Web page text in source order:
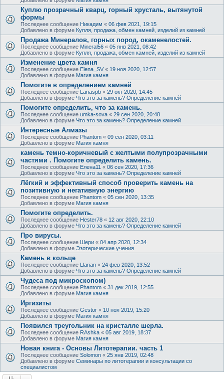
Куплю прозрачный кварц, горный хрусталь, вытянутой
формы
Последнее сообщение Никадим « 06 фев 2021, 19:15
Добавлено в форуме Купля, продажа, обмен камней, изделий из камней
Продажа Минералов, горных пород, окаменелостей.
Последнее сообщение Mineral56 « 05 янв 2021, 08:42
Добавлено в форуме Купля, продажа, обмен камней, изделий из камней
Изменение цвета камня
Последнее сообщение Elena_SV « 19 ноя 2020, 12:57
Добавлено в форуме Магия камня
Помогите в определением камней
Последнее сообщение Lanaspb « 29 окт 2020, 14:45
Добавлено в форуме Что это за камень? Определение камней
Помогите определить, что за камень.
Последнее сообщение umka-sova « 29 сен 2020, 20:48
Добавлено в форуме Что это за камень? Определение камней
Интересные Алмазы
Последнее сообщение Phantom « 09 сен 2020, 03:11
Добавлено в форуме Магия камня
камень темно-коричневый с желтыми полупрозрачными
частями . Помогите определить камень.
Последнее сообщение Елена11 « 06 сен 2020, 17:36
Добавлено в форуме Что это за камень? Определение камней
Лёгкий и эффективный способ проверить камень на
позитивную и негативную энергию
Последнее сообщение Phantom « 05 сен 2020, 13:35
Добавлено в форуме Магия камня
Помогите определить.
Последнее сообщение Hester78 « 12 авг 2020, 22:10
Добавлено в форуме Что это за камень? Определение камней
Про вирусы.
Последнее сообщение Шери « 04 апр 2020, 12:34
Добавлено в форуме Эзотерические учения
Камень в кольце
Последнее сообщение Llarian « 24 фев 2020, 13:52
Добавлено в форуме Что это за камень? Определение камней
Чудеса под микроскопом)
Последнее сообщение Phantom « 31 дек 2019, 12:55
Добавлено в форуме Магия камня
Иргизиты
Последнее сообщение Gestor « 10 ноя 2019, 15:20
Добавлено в форуме Магия камня
Появился треугольник на кристалле шерла.
Последнее сообщение RAshka « 05 авг 2019, 18:37
Добавлено в форуме Магия камня
Новая книга - Основы Литотерапии. часть 1
Последнее сообщение Solomon « 25 янв 2019, 02:48
Добавлено в форуме Семинары по литотерапии и консультации со
специалистом